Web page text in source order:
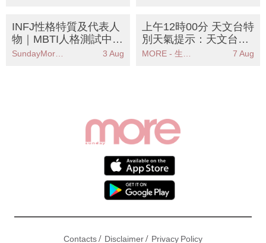
INFJ性格特質及代表人
物｜MBTI人格測試中被
稱為「提倡者」人格3 Aug
上午12時00分 天文台特
別天氣提示：天文台提
醒週末酷熱天氣市民需
7 Aug
Contacts/ Disclaimer/ Privacy Policy